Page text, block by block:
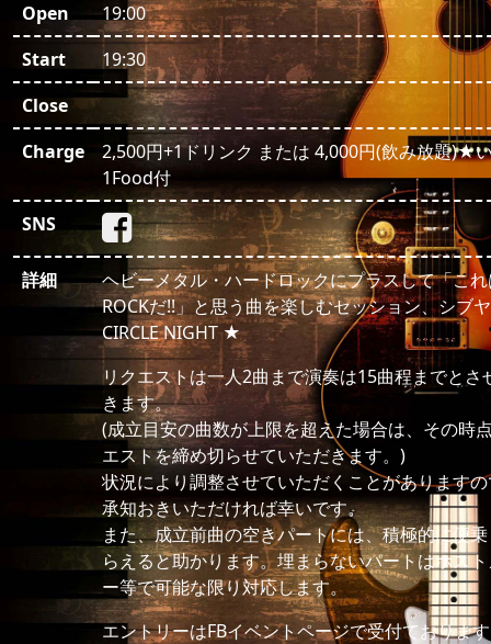
Open
19:00
Start
19:30
Close
Charge
2,500円+1ドリンク または 4,000円(飲み放題)★
1Food付
SNS
詳細
ヘビーメタル・ハードロックにプラスして「こ
ROCKだ!!」と思う曲を楽しむセッション、シブ
CIRCLE NIGHT ★
リクエストは一人2曲まで演奏は15曲程までとさ
きます。
(成立目安の曲数が上限を超えた場合は、その時
エストを締め切らせていただきます。)
状況により調整させていただくことがあります
承知おきいただければ幸いです。
また、成立前曲の空きパートには、積極的に便
らえると助かります。埋まらないパートはホス
ー等で可能な限り対応します。
エントリーはFBイベントページで受付ておりま